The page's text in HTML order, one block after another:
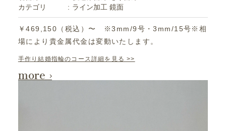
カテゴリ
ライン加工鏡面
￥469,150（税込）〜 ※3mm/9号・3mm/15号※相
場により貴金属代金は変動いたします。
手作り結婚指輪のコース詳細を見る >>
more